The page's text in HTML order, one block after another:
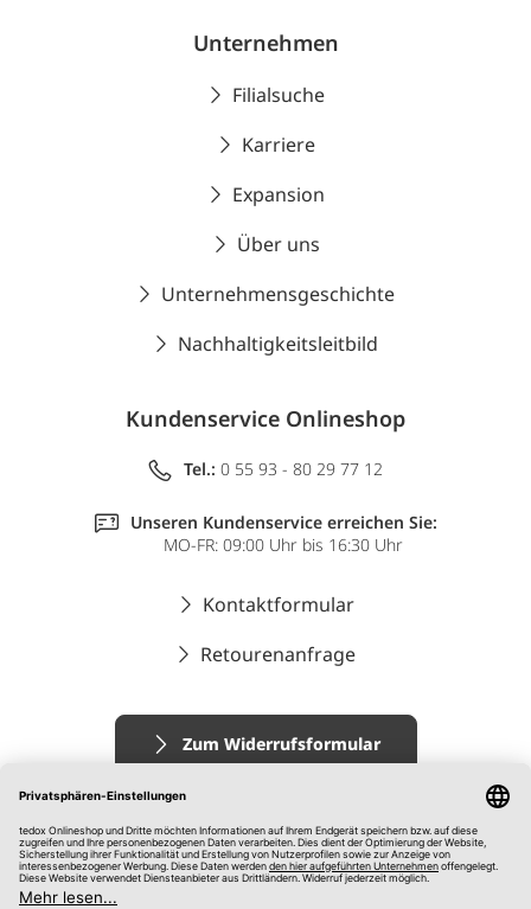
Unternehmen
Filialsuche
Karriere
Expansion
Über uns
Unternehmensgeschichte
Nachhaltigkeitsleitbild
Kundenservice Onlineshop
Tel.: 0 55 93 - 80 29 77 12
Unseren Kundenservice erreichen Sie:
MO-FR: 09:00 Uhr bis 16:30 Uhr
Kontaktformular
Retourenanfrage
Zum Widerrufsformular
Impressum
AGB